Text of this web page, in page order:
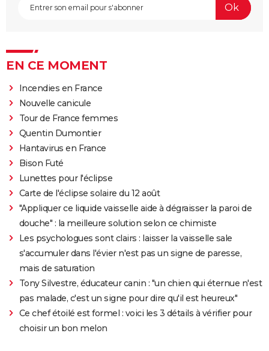
EN CE MOMENT
Incendies en France
Nouvelle canicule
Tour de France femmes
Quentin Dumontier
Hantavirus en France
Bison Futé
Lunettes pour l'éclipse
Carte de l'éclipse solaire du 12 août
"Appliquer ce liquide vaisselle aide à dégraisser la paroi de
douche" : la meilleure solution selon ce chimiste
Les psychologues sont clairs : laisser la vaisselle sale
s'accumuler dans l'évier n'est pas un signe de paresse,
mais de saturation
Tony Silvestre, éducateur canin : "un chien qui éternue n'est
pas malade, c'est un signe pour dire qu'il est heureux"
Ce chef étoilé est formel : voici les 3 détails à vérifier pour
choisir un bon melon